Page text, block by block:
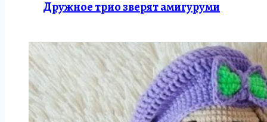
Дружное трио зверят амигуруми